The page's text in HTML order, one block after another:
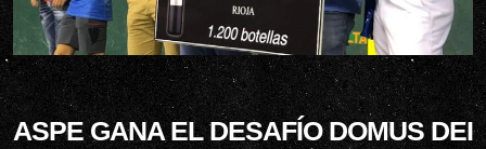
ASPE GANA EL DESAFÍO DOMUS DEI